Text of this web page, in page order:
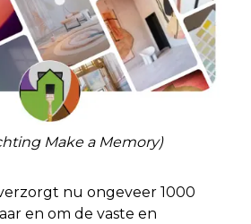
Make a Memory)
nu ongeveer 1000
en om de vaste en